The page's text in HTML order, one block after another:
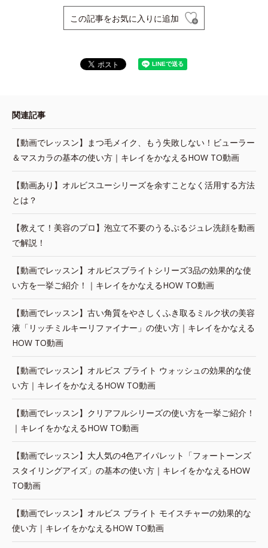
この記事をお気に入りに追加
関連記事
【動画でレッスン】まつ毛メイク、もう失敗しない！ビューラー
＆マスカラの基本の使い方｜キレイをかなえるHOW TO動画
【動画あり】オルビスユーシリーズを余すことなく活用する方法
とは？
【教えて！美容のプロ】泡立て不要のうるぷるジュレ洗顔を動画
で解説！
【動画でレッスン】オルビスブライトシリーズ3品の効果的な使
い方を一挙ご紹介！｜キレイをかなえるHOW TO動画
【動画でレッスン】古い角質をやさしくふき取るミルク状の美容
液「リッチミルキーリファイナー」の使い方｜キレイをかなえる
HOW TO動画
【動画でレッスン】オルビス ブライト ウォッシュの効果的な使
い方｜キレイをかなえるHOW TO動画
【動画でレッスン】クリアフルシリーズの使い方を一挙ご紹介！
｜キレイをかなえるHOW TO動画
【動画でレッスン】大人気の4色アイパレット「フォートーンズ
スタイリングアイズ」の基本の使い方｜キレイをかなえるHOW
TO動画
【動画でレッスン】オルビス ブライト モイスチャーの効果的な
使い方｜キレイをかなえるHOW TO動画